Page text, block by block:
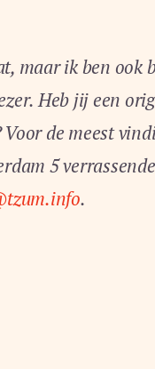
maar ik ben ook
Heb jij een
Voor de meest
5
.